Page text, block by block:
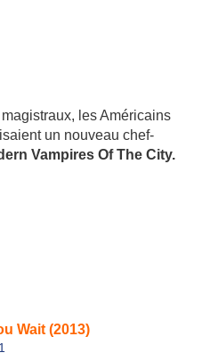
les Américains
un nouveau chef-
Vampires Of The City.
Wait (2013)